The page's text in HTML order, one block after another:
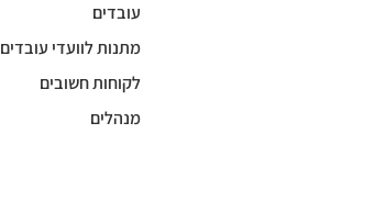
עובדים
מתנות לוועדי עובדים
לקוחות חשובים
מנהלים